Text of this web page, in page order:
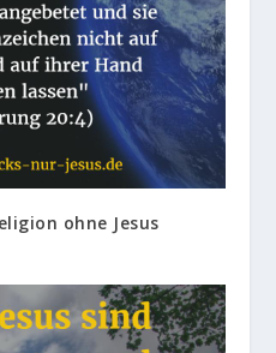
ohne Jesus